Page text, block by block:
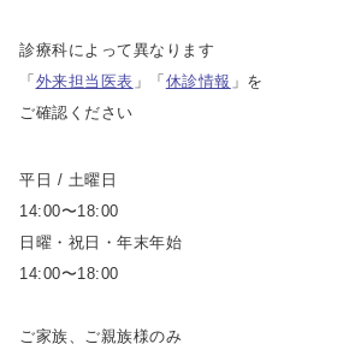
診療科によって異なります
「 外来担当医表 」「 休診情報 」を
ご確認ください
平日 / 土曜日
14:00〜18:00
日曜・祝日・年末年始
14:00〜18:00
ご家族、ご親族様のみ